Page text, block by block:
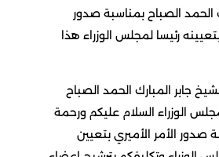
الحمد الصباح بمناسبة صدور
رئيسا لمجلس الوزراء هذا
جابر المبارك الحمد الصباح
الوزراء السلام عليكم ورحمة
صدور الأمر الأميري بتعيين